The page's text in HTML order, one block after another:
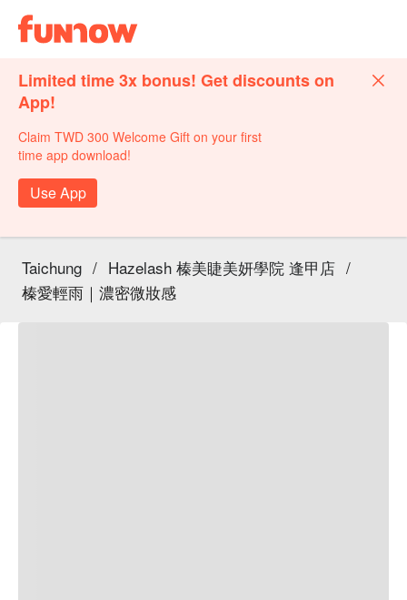
Limited time 3x bonus! Get discounts on
App!
Claim TWD 300 Welcome Gift on your first
time app download!
Use App
Taichung / Hazelash 榛美睫美妍學院 逢甲店 /
榛愛輕雨｜濃密微妝感